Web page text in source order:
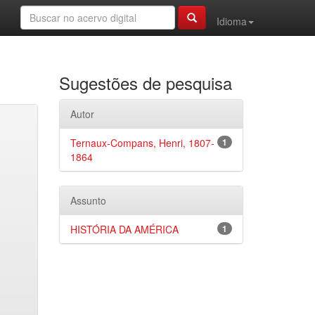
Idioma
Sugestões de pesquisa
Autor
1
Ternaux-Compans, Henri, 1807-
1864
Assunto
1
HISTÓRIA DA AMÉRICA